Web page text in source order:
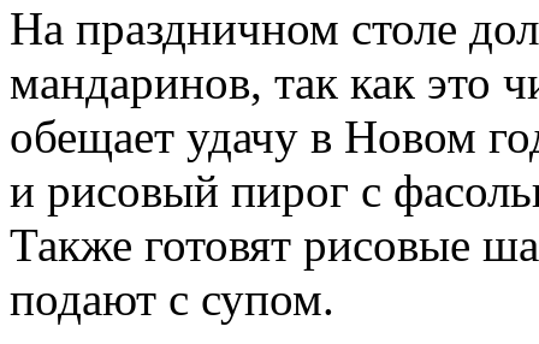
На праздничном столе
мандаринов, так как это
обещает удачу в Новом
и рисовый пирог с
Также готовят рисовые
подают с супом.